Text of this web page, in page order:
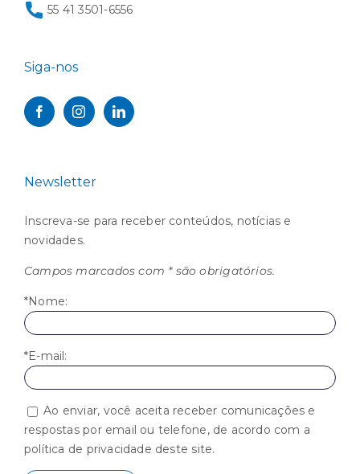
55 41 3501-6556
Siga-nos
Newsletter
Inscreva-se para receber conteúdos, notícias e
novidades.
Campos marcados com * são obrigatórios.
*Nome:
*E-mail:
Ao enviar, você aceita receber comunicações e
respostas por email ou telefone, de acordo com a
política de privacidade deste site.